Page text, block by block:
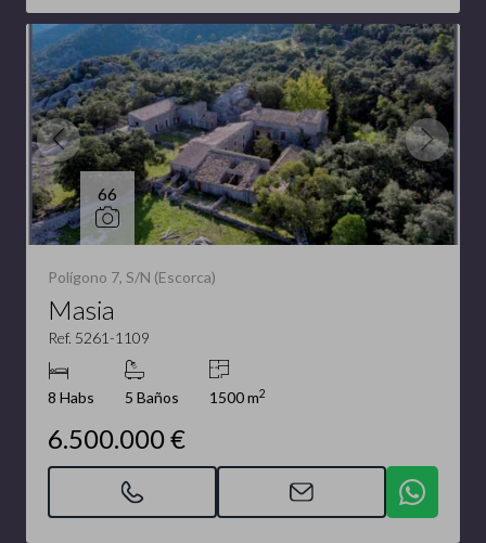
66
Polígono 7, S/N (Escorca)
Masia
Ref. 5261-1109
8 Habs 5 Baños 1500 m2
6.500.000 €